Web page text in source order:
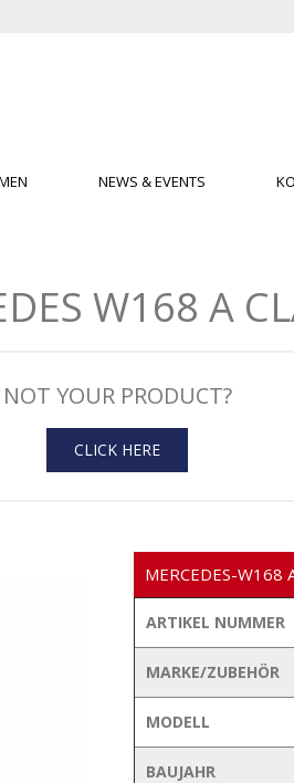
NEWS & EVENTS
W168 A
NOT YOUR PRODUCT?
CLICK HERE
MERCEDES-W168
ARTIKEL NUMMER
MARKE/ZUBEHÖR
MODELL
BAUJAHR